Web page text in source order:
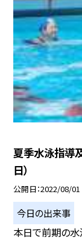
夏季水泳指導
日）
公開日 2022/08/01
今日の出来事
本日で前期の水